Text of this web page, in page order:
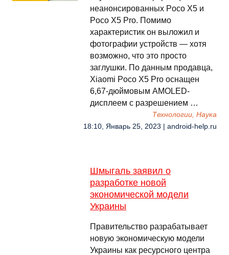
неанонсированных Poco X5 и
Poco X5 Pro. Помимо
характеристик он выложил и
фотографии устройств — хотя
возможно, что это просто
заглушки. По данным продавца,
Xiaomi Poco X5 Pro оснащен
6,67-дюймовым AMOLED-
дисплеем с разрешением …
Технологии, Наука
18:10, Январь 25, 2023 | android-help.ru
Шмыгаль заявил о
разработке новой
экономической модели
Украины
Правительство разрабатывает
новую экономическую модели
Украины как ресурсного центра